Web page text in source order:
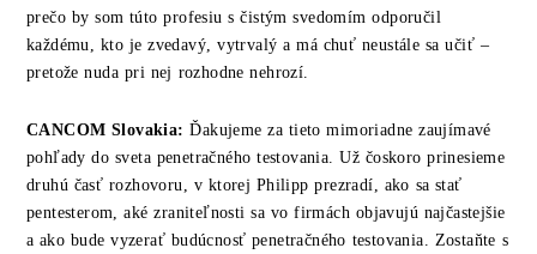
prečo by som túto profesiu s čistým svedomím odporučil
každému, kto je zvedavý, vytrvalý a má chuť neustále sa učiť –
pretože nuda pri nej rozhodne nehrozí.
CANCOMSlovakia: Ďakujeme za tieto mimoriadne zaujímavé
pohľady do sveta penetračného testovania. Už čoskoro prinesieme
druhú časť rozhovoru, v ktorej Philipp prezradí, ako sa stať
pentesterom, aké zraniteľnosti sa vo firmách objavujú najčastejšie
a ako bude vyzerať budúcnosť penetračného testovania. Zostaňte s